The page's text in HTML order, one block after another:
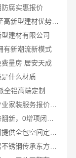
腐实惠报价
五华一站式装修公司对比 云南至高新型建材优势显著
建材有限公司
有新潮流新模式
量房 居安天成
什么材质
全铝高端定制
苏州百年豪庭新材料有限公司专业家装服务报价老房翻新